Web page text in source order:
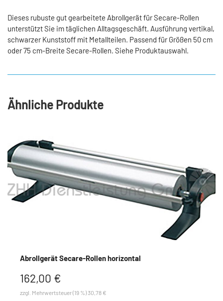
Dieses rubuste gut gearbeitete Abrollgerät für Secare-Rollen
unterstützt Sie im täglichen Alltagsgeschäft. Ausführung vertikal,
schwarzer Kunststoff mit Metallteilen. Passend für Größen 50 cm
oder 75 cm-Breite Secare-Rollen. Siehe Produktauswahl.
Ähnliche Produkte
Abrollgerät Secare-Rollen horizontal
162,00 €
zzgl. Mehrwertsteuer (19 %) 30,78 €